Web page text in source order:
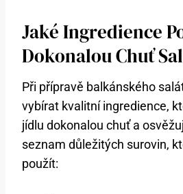
Jaké Ingredience
Dokonalou Chuť
Při přípravě balkánského
⁢vybírat kvalitní ingredience,
jídlu dokonalou chuť a
seznam důležitých surovin,
použít: